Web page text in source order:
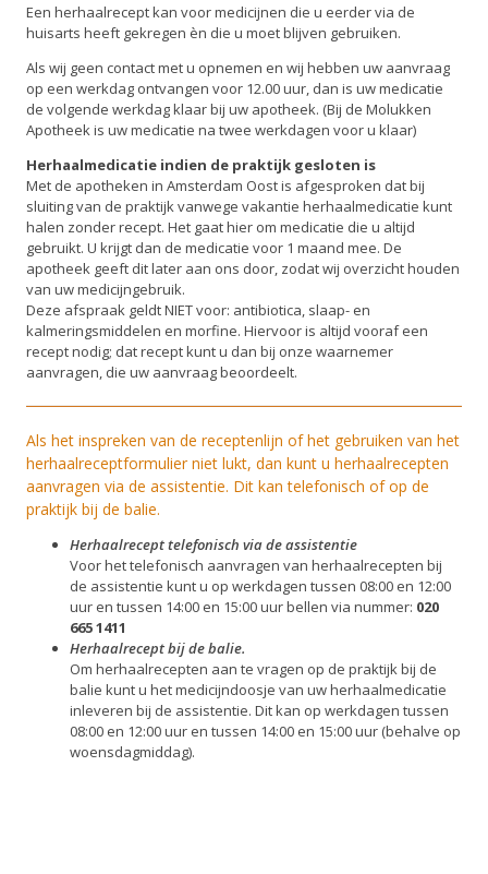
Een herhaalrecept kan voor medicijnen die u eerder via de
huisarts heeft gekregen èn die u moet blijven gebruiken.
Als wij geen contact met u opnemen en wij hebben uw aanvraag
op een werkdag ontvangen voor 12.00 uur, dan is uw medicatie
de volgende werkdag klaar bij uw apotheek. (Bij de Molukken
Apotheek is uw medicatie na twee werkdagen voor u klaar)
Herhaalmedicatie indien de praktijk gesloten is
Met de apotheken in Amsterdam Oost is afgesproken dat bij
sluiting van de praktijk vanwege vakantie herhaalmedicatie kunt
halen zonder recept. Het gaat hier om medicatie die u altijd
gebruikt. U krijgt dan de medicatie voor 1 maand mee. De
apotheek geeft dit later aan ons door, zodat wij overzicht houden
van uw medicijngebruik.
Deze afspraak geldt NIET voor: antibiotica, slaap- en
kalmeringsmiddelen en morfine. Hiervoor is altijd vooraf een
recept nodig; dat recept kunt u dan bij onze waarnemer
aanvragen, die uw aanvraag beoordeelt.
Als het inspreken van de receptenlijn of het gebruiken van het
herhaalreceptformulier niet lukt, dan kunt u herhaalrecepten
aanvragen via de assistentie. Dit kan telefonisch of op de
praktijk bij de balie.
Herhaalrecept telefonisch via de assistentie
Voor het telefonisch aanvragen van herhaalrecepten bij
de assistentie kunt u op werkdagen tussen 08:00 en 12:00
uur en tussen 14:00 en 15:00 uur bellen via nummer: 020
665 1411
Herhaalrecept bij de balie.
Om herhaalrecepten aan te vragen op de praktijk bij de
balie kunt u het medicijndoosje van uw herhaalmedicatie
inleveren bij de assistentie. Dit kan op werkdagen tussen
08:00 en 12:00 uur en tussen 14:00 en 15:00 uur (behalve op
woensdagmiddag).